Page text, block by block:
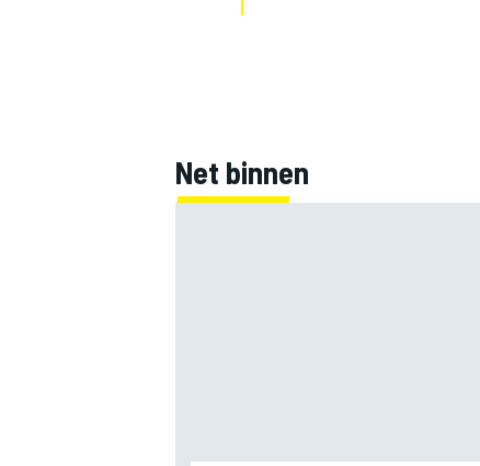
Net binnen